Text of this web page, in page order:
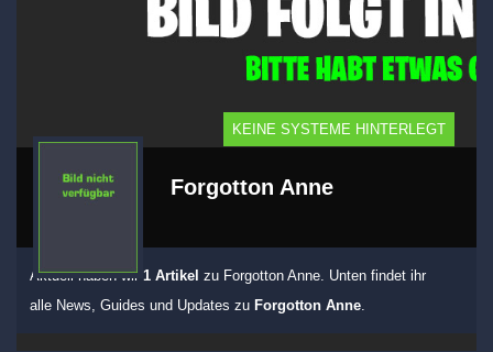
KEINE SYSTEME HINTERLEGT
Forgotton Anne
Aktuell haben wir 1 Artikel zu Forgotton Anne. Unten findet ihr
alle News, Guides und Updates zu Forgotton Anne.